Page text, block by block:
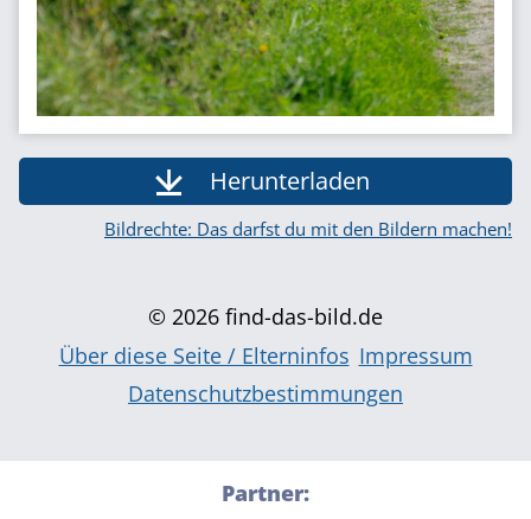
Herunterladen
Bildrechte: Das darfst du mit den Bildern machen!
© 2026 find-das-bild.de
Über diese Seite / Elterninfos Impressum
Datenschutzbestimmungen
Partner: